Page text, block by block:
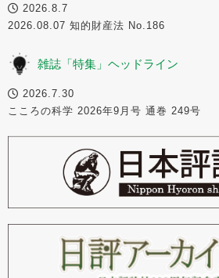
2026.8.7
2026.08.07 知的財産法 No.186
雑誌「特集」ヘッドライン
2026.7.30
こころの科学 2026年9月号 通巻 249号